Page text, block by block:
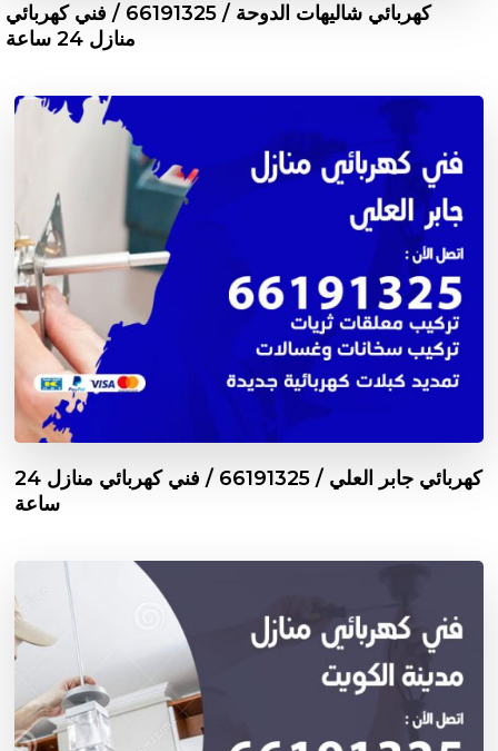
كهربائي شاليهات الدوحة / 66191325 / فني كهربائي
منازل 24 ساعة
كهربائي جابر العلي / 66191325 / فني كهربائي منازل 24
ساعة